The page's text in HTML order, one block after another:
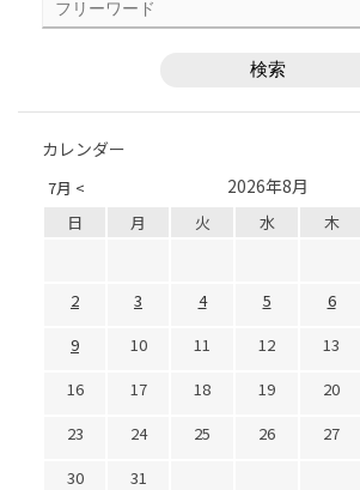
カレンダー
7月 < 2026年8月
日 月 火 水 木
2
3 4 5 6
9
10 11 12 13
16
17 18 19 20
23
24 25 26 27
30
31